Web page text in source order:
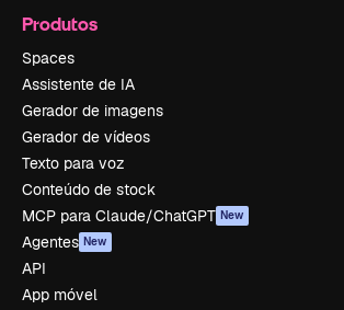
Produtos
Spaces
Assistente de IA
Gerador de imagens
Gerador de vídeos
Texto para voz
Conteúdo de stock
MCP para Claude/ChatGPT New
Agentes New
API
App móvel